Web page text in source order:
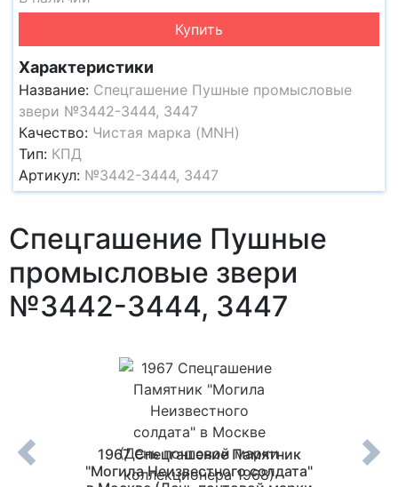
Купить
Характеристики
Название: Спецгашение Пушные промысловые
звери №3442-3444, 3447
Качество: Чистая марка (MNH)
Тип: КПД
Артикул: №3442-3444, 3447
Спецгашение Пушные
промысловые звери
№3442-3444, 3447
1967 Спецгашение Памятник
"Могила Неизвестного солдата"